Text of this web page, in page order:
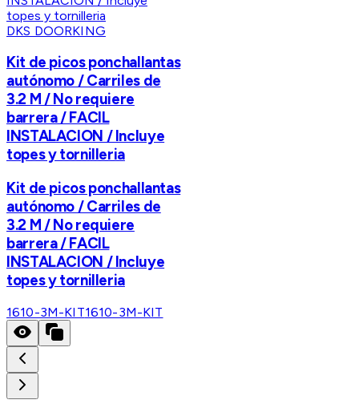
DKS DOORKING
Kit de picos ponchallantas
autónomo / Carriles de
3.2 M / No requiere
barrera / FACIL
INSTALACION / Incluye
topes y tornilleria
Kit de picos ponchallantas
autónomo / Carriles de
3.2 M / No requiere
barrera / FACIL
INSTALACION / Incluye
topes y tornilleria
1610-3M-KIT1610-3M-KIT